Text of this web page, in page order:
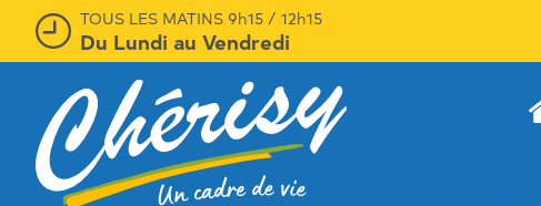
TOUS LES MATINS 9h15 / 12h15
Du Lundi au Vendredi